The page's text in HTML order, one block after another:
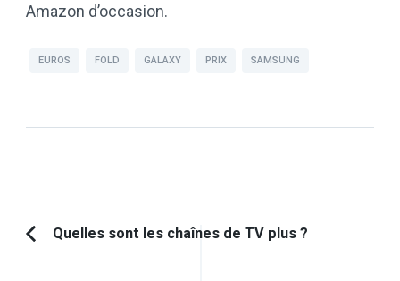
Amazon d’occasion.
EUROS FOLD GALAXY PRIX SAMSUNG
Navigation
Article
Quelles sont les chaînes de TV plus ?